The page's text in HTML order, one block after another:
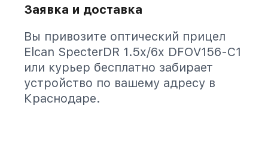
Заявка и доставка
Вы привозите оптический прицел
Elcan SpecterDR 1.5x/6x DFOV156-C1
или курьер бесплатно забирает
устройство по вашему адресу в
Краснодаре.